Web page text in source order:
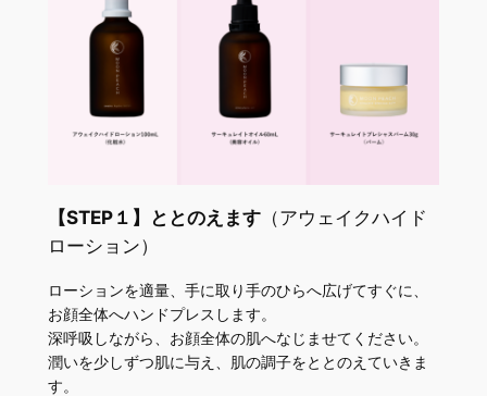
【STEP１】ととのえます（アウェイクハイド
ローション）
ローションを適量、手に取り手のひらへ広げてすぐに、
お顔全体へハンドプレスします。
深呼吸しながら、お顔全体の肌へなじませてください。
潤いを少しずつ肌に与え、肌の調子をととのえていきま
す。